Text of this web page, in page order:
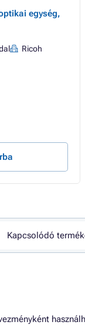
egység,
Ricoh
Kapcsolódó